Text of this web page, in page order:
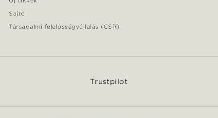
Sajtó
Társadalmi felelősségvállalás (CSR)
Trustpilot